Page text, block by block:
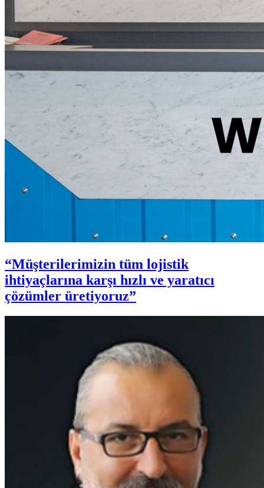
“Müşterilerimizin tüm lojistik
ihtiyaçlarına karşı hızlı ve yaratıcı
çözümler üretiyoruz”